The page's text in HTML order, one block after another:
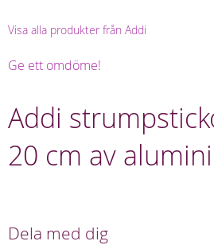
Visa alla produkter från Addi
Ge ett omdöme!
Addi
20 cm av
Dela med dig